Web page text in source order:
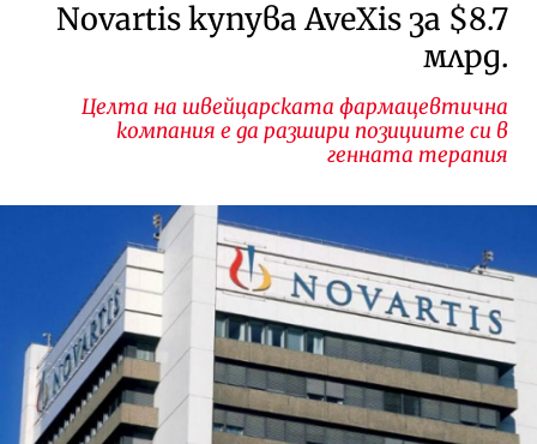
Novartis купува AveXis за $8.7
млрд.
Целта на швейцарската фармацевтична
компания е да разшири позициите си в
генната терапия